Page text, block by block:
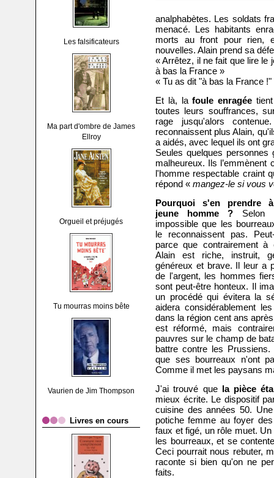
Les falsificateurs
Ma part d'ombre de James
Ellroy
Orgueil et préjugés
Tu mourras moins bête
Vaurien de Jim Thompson
Livres en cours
analphabètes. Les soldats
menacé. Les habitants
morts au front pour rien,
nouvelles. Alain prend sa
« Arrêtez, il ne fait que lire le
à bas la France »
« Tu as dit "à bas la France
Et là, lafoule enragée
toutes leurs souffrances,
rage jusqu'alors
reconnaissent plus Alain,
a aidés, avec lequel ils ont
Seules quelques
malheureux. Ils
l'homme respectable craint
répond « mangez-le si vous
Pourquoi s'en prendre
jeune homme ? Selon
impossible que les
le reconnaissent pas.
parce que contrairement à
Alain est riche, instruit,
généreux et brave. Il leur a
de l'argent, les hommes
sont peut-être honteux. Il
un procédé qui évitera la
aidera considérablement
dans la région cent ans
est réformé, mais
pauvres sur le champ de
battre contre les
que ses bourreaux n'ont
Comme il met les paysans
J'ai trouvé que la pièce
mieux écrite. Le dispositif
cuisine des années 50.
potiche femme au foyer
faux et figé, un rôle muet.
les bourreaux, et se
Ceci pourrait nous rebuter,
raconte si bien qu'on ne
faits.